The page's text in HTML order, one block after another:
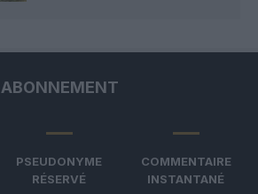
ABONNEMENT
PSEUDONYME
RÉSERVÉ
COMMENTAIRE
INSTANTANÉ